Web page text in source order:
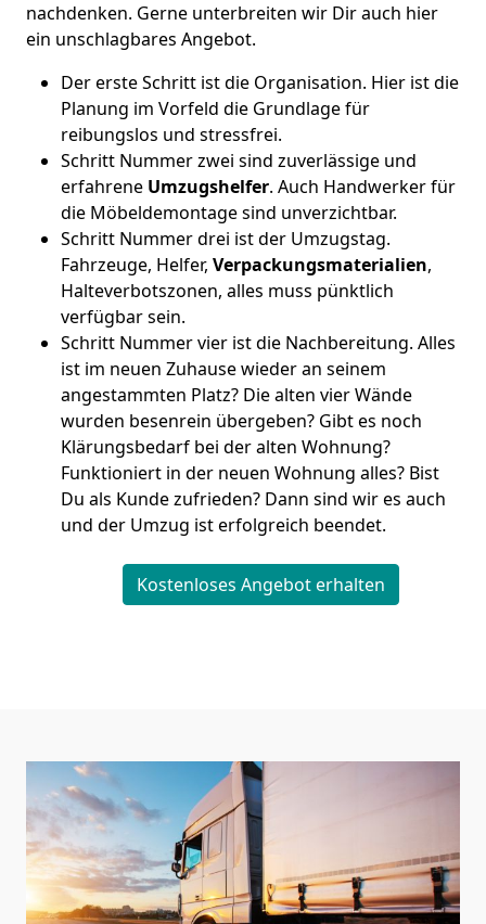
nachdenken. Gerne unterbreiten wir Dir auch hier
ein unschlagbares Angebot.
Der erste Schritt ist die Organisation. Hier ist die
Planung im Vorfeld die Grundlage für
reibungslos und stressfrei.
Schritt Nummer zwei sind zuverlässige und
erfahrene Umzugshelfer. Auch Handwerker für
die Möbeldemontage sind unverzichtbar.
Schritt Nummer drei ist der Umzugstag.
Fahrzeuge, Helfer, Verpackungsmaterialien,
Halteverbotszonen, alles muss pünktlich
verfügbar sein.
Schritt Nummer vier ist die Nachbereitung. Alles
ist im neuen Zuhause wieder an seinem
angestammten Platz? Die alten vier Wände
wurden besenrein übergeben? Gibt es noch
Klärungsbedarf bei der alten Wohnung?
Funktioniert in der neuen Wohnung alles? Bist
Du als Kunde zufrieden? Dann sind wir es auch
und der Umzug ist erfolgreich beendet.
Kostenloses Angebot erhalten